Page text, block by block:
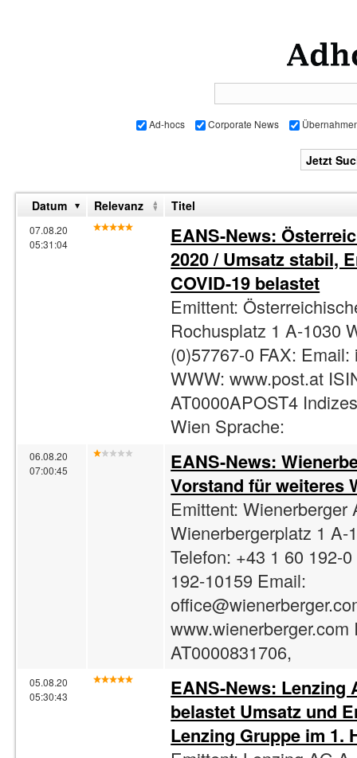
Ad-hocs Corporate News
Datum Relevanz Titel
07.08.20
05:31:04
EANS-News:
2020 / Umsatz stabil,
COVID-19 belastet
Emittent:
Rochusplatz 1 A-1030
(0)57767-0 FAX: Email:
WWW: www.post.at
AT0000APOST4
Wien Sprache:
06.08.20
07:00:45
EANS-News:
Vorstand für weiteres
Emittent: Wienerberger
Wienerbergerplatz 1 A-
Telefon: +43 1 60 192-
192-10159 Email:
www.wienerberger.com
AT0000831706,
05.08.20
05:30:43
EANS-News: Lenzing
belastet Umsatz und
Lenzing Gruppe im 1.